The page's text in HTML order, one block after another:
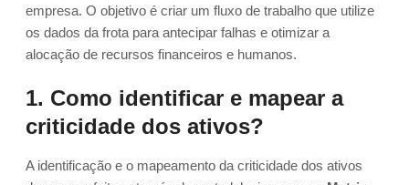
empresa. O objetivo é criar um fluxo de trabalho que utilize
os dados da frota para antecipar falhas e otimizar a
alocação de recursos financeiros e humanos.
1. Como identificar e mapear a
criticidade dos ativos?
A identificação e o mapeamento da criticidade dos ativos